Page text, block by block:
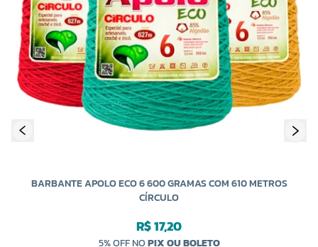
COR 9889
COR 9905
BARBANTE APOLO ECO 6 600 GRAMAS COM 610 METROS
CÍRCULO
R$ 17,20
5% OFF NOPIX OU BOLETO